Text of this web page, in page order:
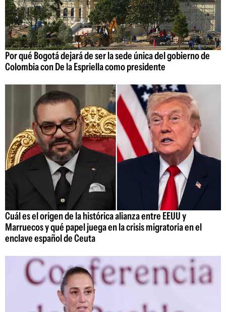
Por qué Bogotá dejará de ser la sede única del gobierno de
Colombia con De la Espriella como presidente
Cuál es el origen de la histórica alianza entre EEUU y
Marruecos y qué papel juega en la crisis migratoria en el
enclave español de Ceuta